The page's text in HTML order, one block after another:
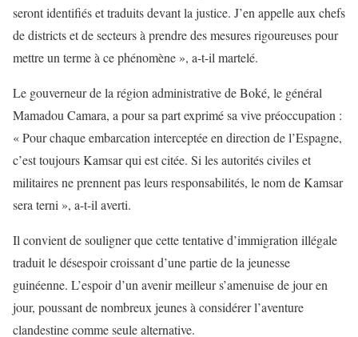
seront identifiés et traduits devant la justice. J’en appelle aux chefs
de districts et de secteurs à prendre des mesures rigoureuses pour
mettre un terme à ce phénomène », a-t-il martelé.
Le gouverneur de la région administrative de Boké, le général
Mamadou Camara, a pour sa part exprimé sa vive préoccupation :
« Pour chaque embarcation interceptée en direction de l’Espagne,
c’est toujours Kamsar qui est citée. Si les autorités civiles et
militaires ne prennent pas leurs responsabilités, le nom de Kamsar
sera terni », a-t-il averti.
Il convient de souligner que cette tentative d’immigration illégale
traduit le désespoir croissant d’une partie de la jeunesse
guinéenne. L’espoir d’un avenir meilleur s’amenuise de jour en
jour, poussant de nombreux jeunes à considérer l’aventure
clandestine comme seule alternative.